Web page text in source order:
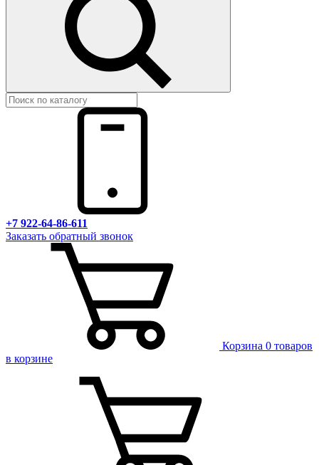
+7 922-64-86-611
Заказать обратный звонок
Корзина 0 товаров
в корзине